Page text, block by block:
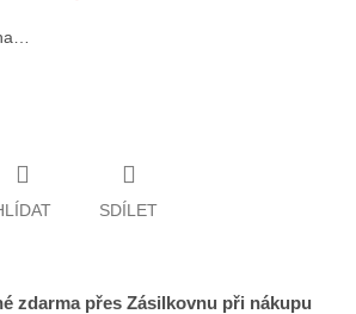
SDÍLET
zdarma přes Zásilkovnu při nákupu